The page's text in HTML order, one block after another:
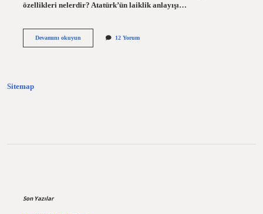
özellikleri nelerdir? Atatürk’ün laiklik anlayışı…
Devamını okuyunAtatürkçü
12 Yorum
Sitemap
Son Yazılar